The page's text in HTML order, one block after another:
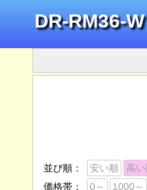
DR-RM36-
並び順： 安い順 高
価格帯：
0～ 1000～